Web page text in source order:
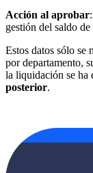
Acción al aprobar
gestión del saldo
Estos datos sólo se
por departamento,
la liquidación se ha
posterior.